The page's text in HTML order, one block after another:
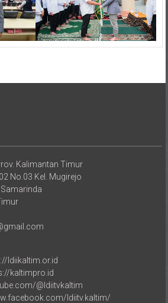
No.03 Kel. Mugirejo
Samarinda
ldiikaltim.or.id
kaltimpro.id
@ldiitvkaltim
ldiitv.kaltim/
@ldiitvkaltim